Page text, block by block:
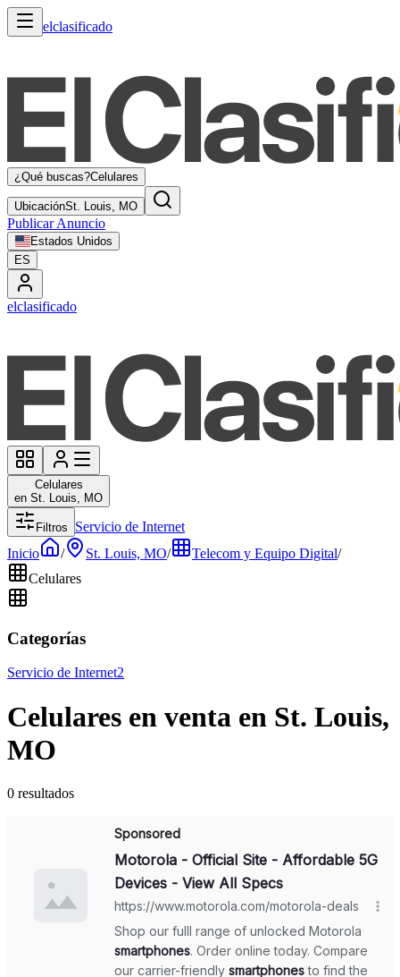
elclasificado
¿Qué buscas?Celulares
UbicaciónSt. Louis, MO
Publicar Anuncio
Estados Unidos
ES
elclasificado
Celulares
en St. Louis, MO
Filtros
Servicio de Internet
Inicio
/ St. Louis, MO/ Telecom y Equipo Digital/
Celulares
Categorías
Servicio de Internet2
Celulares en venta en St. Louis,
MO
0 resultados